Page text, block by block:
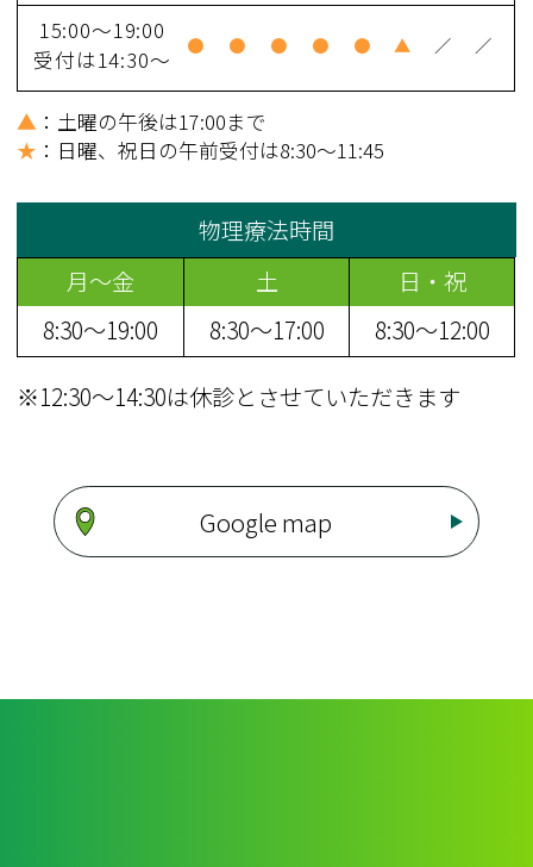
15:00～19:00
受付は14:30～
● ● ● ● ● ▲ ／ ／
▲ ：土曜の午後は17:00まで
★ ：日曜、祝日の午前受付は8:30～11:45
物理療法時間
月～金
土
日・祝
8:30～19:00
8:30～17:00
8:30～12:00
※12:30～14:30は休診とさせていただきます
Google map